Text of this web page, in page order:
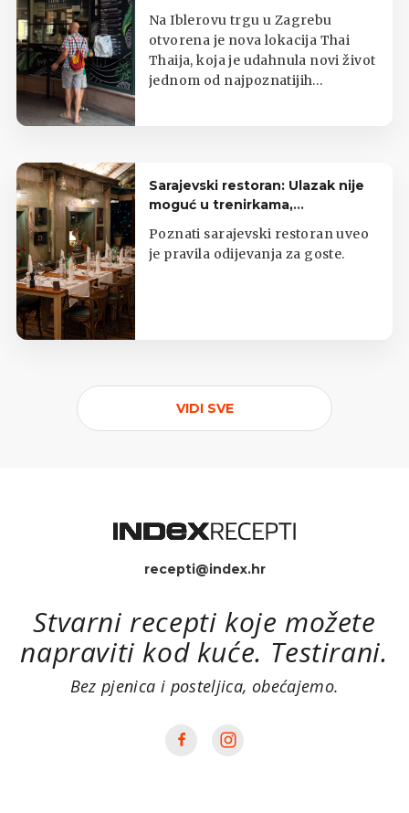
zagrebačkih lokacija
Na Iblerovu trgu u Zagrebu
otvorena je nova lokacija Thai
Thaija, koja je udahnula novi život
jednom od najpoznatijih
Sarajevski restoran: Ulazak nije
moguć u trenirkama,
potkošuljama i japankama
Poznati sarajevski restoran uveo
je pravila odijevanja za goste.
VIDI SVE
recepti@index.hr
Stvarni recepti koje možete
napraviti kod kuće. Testirani.
Bez pjenica i posteljica, obećajemo.